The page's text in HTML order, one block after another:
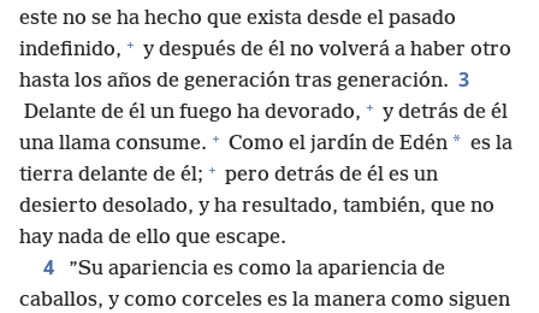
este no se ha hecho que exista desde el pasado
indefinido, + y después de él no volverá a haber otro
hasta los años de generación tras generación. 3
Delante de él un fuego ha devorado, + y detrás de él
una llama consume. + Como el jardín de Edén * es la
tierra delante de él; + pero detrás de él es un
desierto desolado, y ha resultado, también, que no
hay nada de ello que escape.
4
”Su apariencia es como la apariencia de
caballos, y como corceles es la manera como siguen